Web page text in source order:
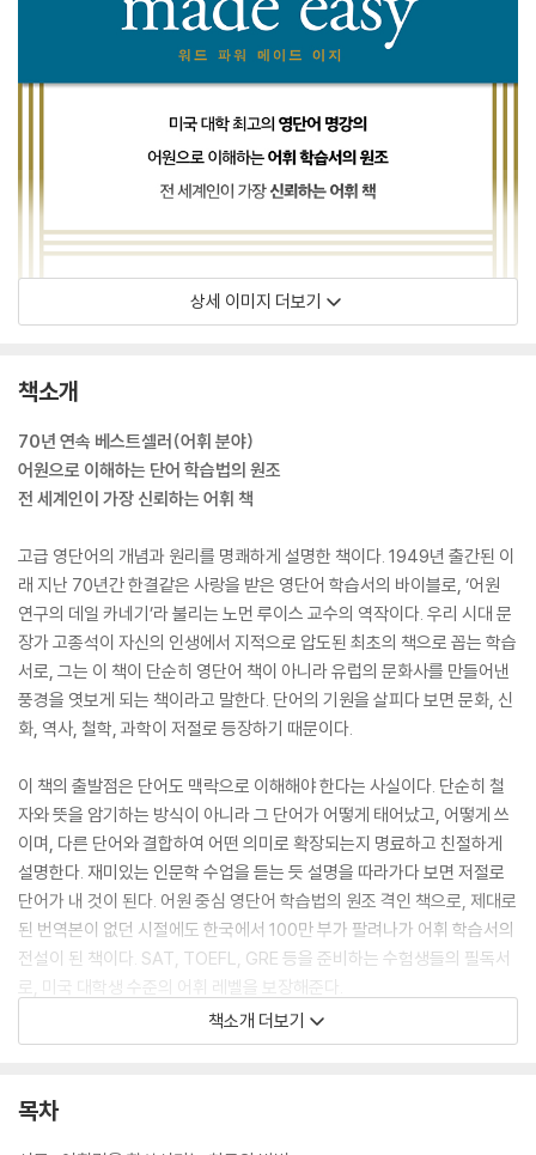
상세 이미지 더보기
책소개
70년 연속 베스트셀러(어휘 분야)
어원으로 이해하는 단어 학습법의 원조
전 세계인이 가장 신뢰하는 어휘 책
고급 영단어의 개념과 원리를 명쾌하게 설명한 책이다. 1949년 출간된 이
래 지난 70년간 한결같은 사랑을 받은 영단어 학습서의 바이블로, ‘어원
연구의 데일 카네기’라 불리는 노먼 루이스 교수의 역작이다. 우리 시대 문
장가 고종석이 자신의 인생에서 지적으로 압도된 최초의 책으로 꼽는 학습
서로, 그는 이 책이 단순히 영단어 책이 아니라 유럽의 문화사를 만들어낸
풍경을 엿보게 되는 책이라고 말한다. 단어의 기원을 살피다 보면 문화, 신
화, 역사, 철학, 과학이 저절로 등장하기 때문이다.
이 책의 출발점은 단어도 맥락으로 이해해야 한다는 사실이다. 단순히 철
자와 뜻을 암기하는 방식이 아니라 그 단어가 어떻게 태어났고, 어떻게 쓰
이며, 다른 단어와 결합하여 어떤 의미로 확장되는지 명료하고 친절하게
설명한다. 재미있는 인문학 수업을 듣는 듯 설명을 따라가다 보면 저절로
단어가 내 것이 된다. 어원 중심 영단어 학습법의 원조 격인 책으로, 제대로
된 번역본이 없던 시절에도 한국에서 100만 부가 팔려나가 어휘 학습서의
전설이 된 책이다. SAT, TOEFL, GRE 등을 준비하는 수험생들의 필독서
로, 미국 대학생 수준의 어휘 레벨을 보장해준다.
미국 아마존은 물론 일본 아마존 보카 분야 베스트셀러이며 출간 70주년
로 복습하라. 영어임에도 술술 읽히는 신기한 경험을 하게 되는 것은 물론
책소개 더보기
목차